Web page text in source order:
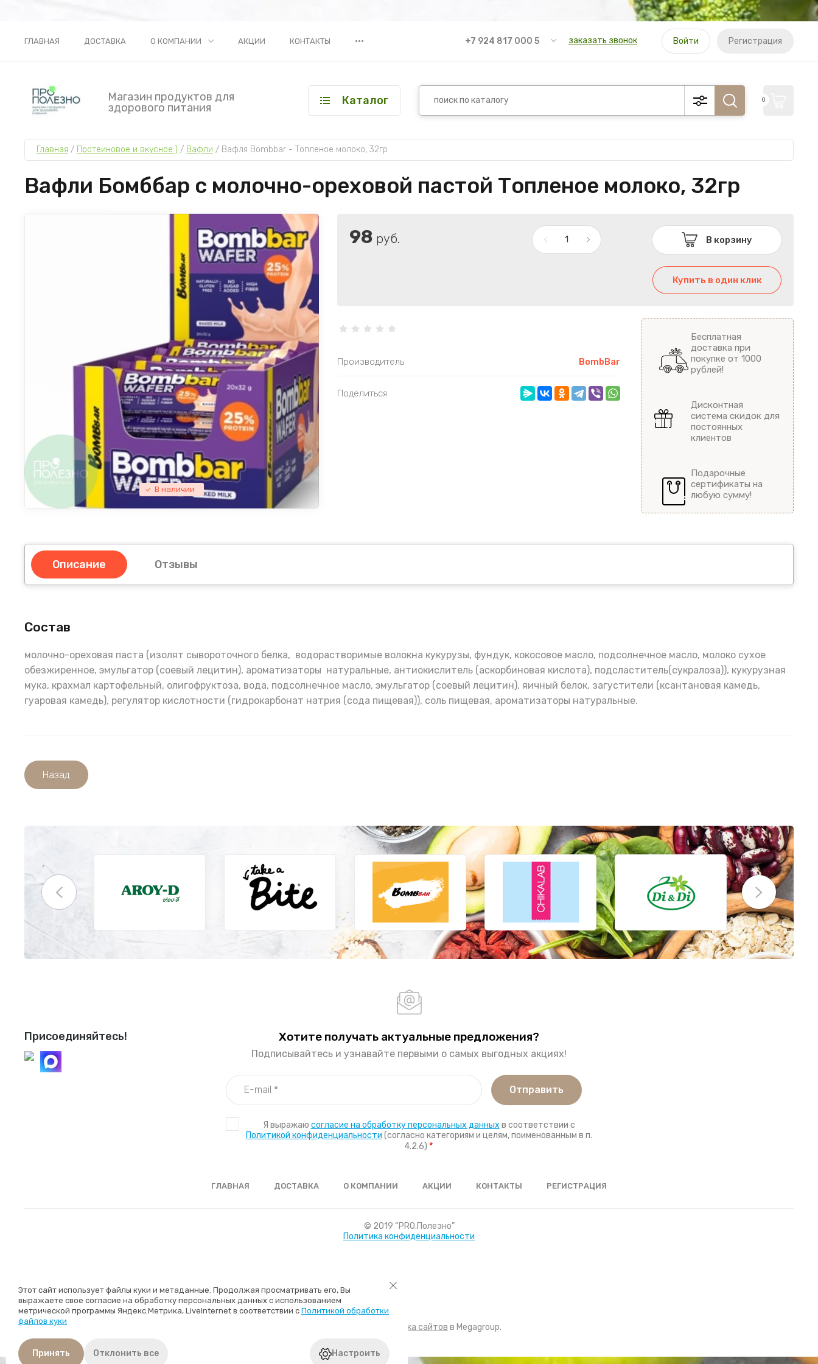
ГЛАВНАЯ ДОСТАВКА О КОМПАНИИ АКЦИИ КОНТАКТЫ ••• +7 924 817 000 5 заказать звонок Войти Регистрация
Магазин продуктов для
здорового питания
Каталог 0
Главная / Протеиновое и вкусное:) / Вафли / Вафля Bombbar - Топленое молоко, 32гр
Вафли Бомббар с молочно-ореховой пастой Топленое молоко, 32гр
В наличии
98 руб. В корзину
Купить в один клик
Производитель BombBar
Поделиться
Бесплатная
доставка при
покупке от 1000
рублей!
Дисконтная
система скидок для
постоянных
клиентов
Подарочные
сертификаты на
любую сумму!
Описание Отзывы
Состав
молочно-ореховая паста (изолят сывороточного белка, водорастворимые волокна кукурузы, фундук, кокосовое масло, подсолнечное масло, молоко сухое
обезжиренное, эмульгатор (соевый лецитин), ароматизаторы натуральные, антиокислитель (аскорбиновая кислота), подсластитель(сукралоза)), кукурузная
мука, крахмал картофельный, олигофруктоза, вода, подсолнечное масло, эмульгатор (соевый лецитин), яичный белок, загустители (ксантановая камедь,
гуаровая камедь), регулятор кислотности (гидрокарбонат натрия (сода пищевая)), соль пищевая, ароматизаторы натуральные.
Назад
Присоединяйтесь! Хотите получать актуальные предложения?
Подписывайтесь и узнавайте первыми о самых выгодных акциях!
Я выражаю согласие на обработку персональных данных в соответствии с
Политикой конфиденциальности (согласно категориям и целям, поименованным в п.
4.2.6) *
Отправить
ГЛАВНАЯ ДОСТАВКА О КОМПАНИИ АКЦИИ КОНТАКТЫ РЕГИСТРАЦИЯ
© 2019 “PRO.Полезно”
Политика конфиденциальности
Разработка сайтов в Megagroup.
Этот сайт использует файлы куки и метаданные. Продолжая просматривать его, Вы
выражаете свое согласие на обработку персональных данных с использованием
метрической программы Яндекс.Метрика, LiveInternet в соответствии с Политикой обработки
файлов куки
Принять Отклонить все Настроить